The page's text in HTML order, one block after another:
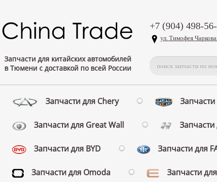
Запчасти для китайских автомобилей
в Тюмени с доставкой по всей России
+7 (904) 498-
ул. Тимофея
Запчасти для Chery
Запчасти для Great Wall
Запчасти для BYD Запчасти для
Запчасти для Omoda Запчасти